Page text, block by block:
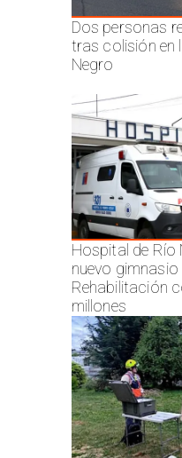
Dos personas
tras colisión en
Negro
Hospital de Río
nuevo
Rehabilitación
millones